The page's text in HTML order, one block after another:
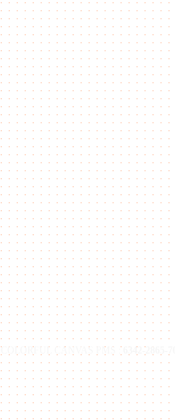
COLORFUL CANVAS PMS : 6342-2865-